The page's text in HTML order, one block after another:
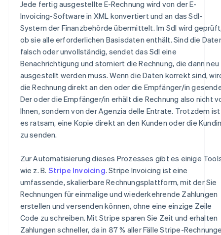
Jede fertig ausgestellte E-Rechnung wird von der E-
Invoicing-Software in XML konvertiert und an das SdI-
System der Finanzbehörde übermittelt. Im SdI wird
ob sie alle erforderlichen Basisdaten enthält. Sind die
falsch oder unvollständig, sendet das SdI eine
Benachrichtigung und storniert die Rechnung, die dann neu
ausgestellt werden muss. Wenn die Daten korrekt sind,
die Rechnung direkt an den oder die Empfänger/in
Der oder die Empfänger/in erhält die Rechnung also nicht
Ihnen, sondern von der Agenzia delle Entrate. Trotzdem ist
es ratsam, eine Kopie direkt an den Kunden oder die
zu senden.
Zur Automatisierung dieses Prozesses gibt es einige
wie z. B. Stripe Invoicing. Stripe Invoicing ist eine
umfassende, skalierbare Rechnungsplattform, mit der Sie
Rechnungen für einmalige und wiederkehrende Zahlungen
erstellen und versenden können, ohne eine einzige Zeile
Code zu schreiben. Mit Stripe sparen Sie Zeit und erhalten
Zahlungen schneller, da in 87 % aller Fälle Stripe-